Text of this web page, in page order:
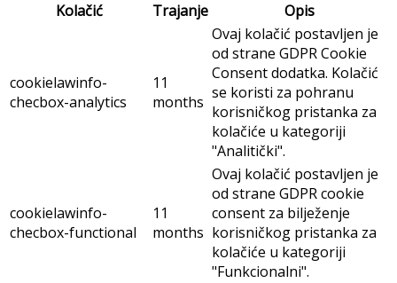
Kolačić
Trajanje Opis
cookielawinfo-
checbox-analytics
11
months
Ovaj kolačić postavljen je
od strane GDPR Cookie
Consent dodatka. Kolačić
se koristi za pohranu
korisničkog pristanka za
kolačiće u kategoriji
"Analitički".
cookielawinfo-
checbox-functional
11
months
Ovaj kolačić postavljen je
od strane GDPR cookie
consent za bilježenje
korisničkog pristanka za
kolačiće u kategoriji
"Funkcionalni".